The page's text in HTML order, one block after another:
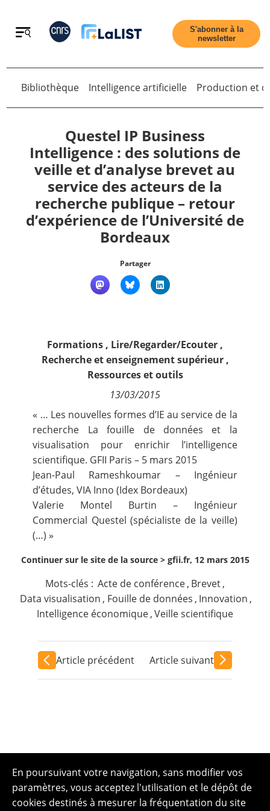
Retour
Accueil
Tous les articles
Qui sommes nous ?
S'abonner à la
newsletter
Retour
Bibliothèque Intelligence artificielle Production et
Questel IP Business
Intelligence : des solutions de
veille et d’analyse brevet au
service des acteurs de la
recherche publique – retour
d’expérience de l’Université de
Bordeaux
Partager
Formations , Lire/Regarder/Ecouter ,
Recherche et enseignement supérieur,
Ressources et outils
13/03/2015
« … Les nouvelles formes d’IE au service de la
recherche La fouille de données et la
visualisation pour enrichir l’intelligence
scientifique. GFII Paris – 5 mars 2015
Jean-Paul Rameshkoumar – Ingénieur
d’études, VIA Inno (Idex Bordeaux)
Valerie Montel Burtin – Ingénieur
Commercial Questel (spécialiste de la veille)
(…) »
Continuer sur le site de la source > gfii.fr, 12 mars 2015
Mots-clés : Acte de conférence, Brevet,
Data visualisation , Fouille de données , Innovation ,
Intelligence économique,Veille scientifique
Article précédent Article suivant
En poursuivant votre navigation, sans modifier vos
paramètres, vous acceptez l'utilisation et le dépôt de
cookies destinés à mesurer la fréquentation du site